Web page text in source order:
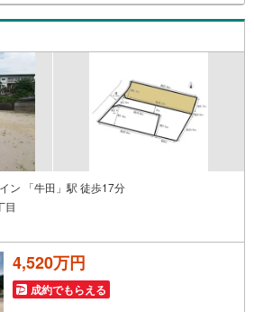
人と人、心と心」これからもこの精神を大
サポートをさせて頂きます。株式会社日
0818広島市南区段原日出2丁目2-22-2F
ン 「牛田」駅 徒歩17分
目
4,520万円
成約でもらえる